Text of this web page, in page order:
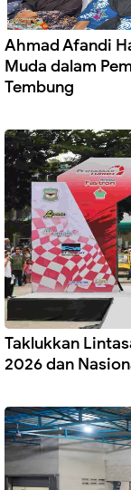
Ahmad Afandi
Muda dalam
Tembung
Taklukkan
2026 dan